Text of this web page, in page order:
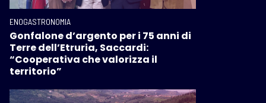
ENOGASTRONOMIA
Gonfalone d’argento per i 75 anni di
Terre dell’Etruria, Saccardi:
“Cooperativa che valorizza il
territorio”